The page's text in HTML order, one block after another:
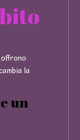
la
un